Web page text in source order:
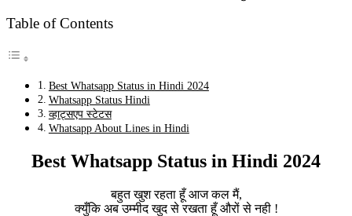
Table of Contents
Best Whatsapp Status in Hindi 2024
Whatsapp Status Hindi
व्हाट्सएप स्टेटस
Whatsapp About Lines in Hindi
Best Whatsapp Status in Hindi 2024
बहुत खुश रहता हूँ आज कल मैं,
क्युँकि अब उम्मीद खुद से रखता हूँ औरों से नही !